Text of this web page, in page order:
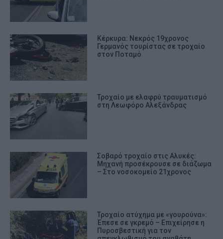
Κέρκυρα: Νεκρός 19χρονος
Γερμανός τουρίστας σε τροχαίο
στον Ποταμό
Τροχαίο με ελαφρύ τραυματισμό
στη Λεωφόρο Αλεξάνδρας
Σοβαρό τροχαίο στις Αλυκές:
Μηχανή προσέκρουσε σε διάζωμα
– Στο νοσοκομείο 21χρονος
Τροχαίο ατύχημα με «γουρούνα»:
Έπεσε σε γκρεμό – Επιχείρησε η
Πυροσβεστική για τον